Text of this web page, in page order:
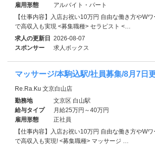
雇用形態
アルバイト・パート
【仕事内容】入店お祝い10万円 自由な働き方やW
で高収入も実現 <募集職種> セラピスト <…
求人の更新日 2026-08-07
スポンサー
求人ボックス
マッサージ/本駒込駅/社員募集/8月7日
Re.Ra.Ku 文京白山店
勤務地
文京区 白山駅
給与タイプ
月給25万円～40万円
雇用形態
正社員
【仕事内容】入店お祝い10万円 自由な働き方やW
で高収入も実現! <募集職種> マッサージ …